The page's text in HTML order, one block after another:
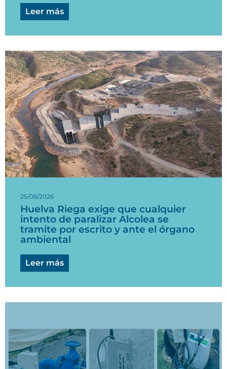
Leer más
25/06/2026
Huelva Riega exige que cualquier
intento de paralizar Alcolea se
tramite por escrito y ante el órgano
ambiental
Leer más